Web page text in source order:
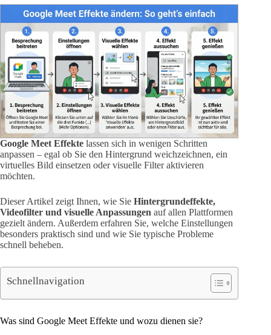
Google Meet Effekte lassen sich in wenigen Schritten
anpassen – egal ob Sie den Hintergrund weichzeichnen, ein
virtuelles Bild einsetzen oder visuelle Filter aktivieren
möchten.
Dieser Artikel zeigt Ihnen, wie Sie Hintergrundeffekte,
Videofilter und visuelle Anpassungen auf allen Plattformen
gezielt ändern. Außerdem erfahren Sie, welche Einstellungen
besonders praktisch sind und wie Sie typische Probleme
schnell beheben.
Schnellnavigation
Was sind Google Meet Effekte und wozu dienen sie?